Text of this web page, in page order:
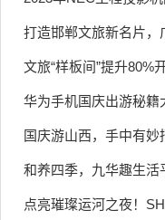
打造邯郸文旅新名片，
文旅“样板间”提升80%
华为手机国庆出游秘籍
国庆游山西，手中有妙
和养四季，九华趣生活
点亮璀璨运河之夜！